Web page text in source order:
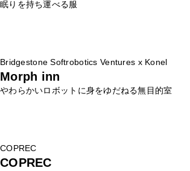
Contact
眠りを持ち運べる服
Bridgestone Softrobotics Ventures x Konel
Morph inn
やわらかいロボットに身をゆだねる無目的室
COPREC
COPREC